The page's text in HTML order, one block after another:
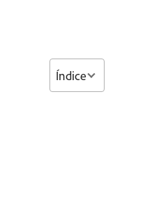
Índice